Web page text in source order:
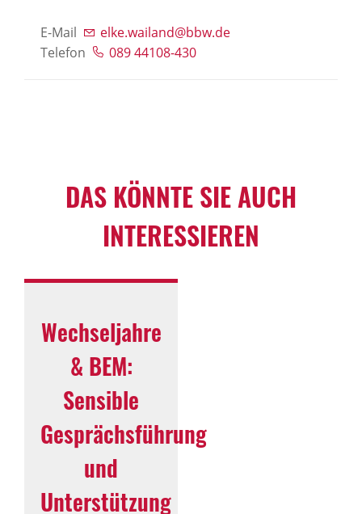
E-Mail
elke.wailand@bbw.de
Telefon
089 44108-430
DAS KÖNNTE SIE AUCH
INTERESSIEREN
Wechseljahre
& BEM:
Sensible
Gesprächsführung
und
Unterstützung